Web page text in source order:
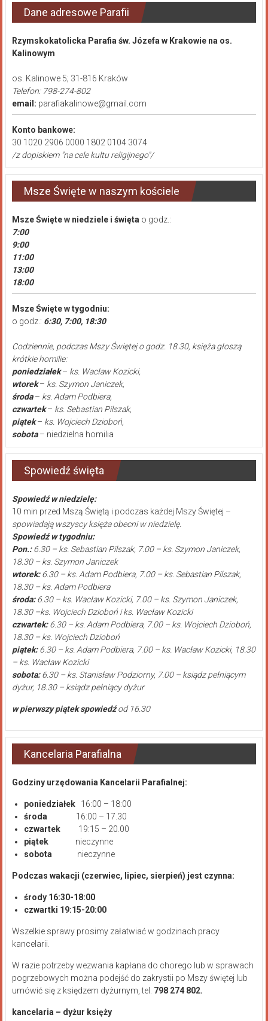
Dane adresowe Parafii
Rzymskokatolicka Parafia św. Józefa w Krakowie na os.
Kalinowym
os. Kalinowe 5; 31-816 Kraków
Telefon: 798-274-802
email: parafiakalinowe@gmail.com
Konto bankowe:
30 1020 2906 0000 1802 0104 3074
/z dopiskiem "na cele kultu religijnego"/
Msze Święte w naszym kościele
Msze Świętew niedziele i święta o godz.:
7:00
9:00
11:00
13:00
18:00
Msze Święte w tygodniu:
o godz.: 6:30, 7:00, 18:30
Codziennie, podczas Mszy Świętej o godz. 18.30, księża głoszą
krótkie homilie:
poniedziałek– ks. Wacław Kozicki,
wtorek– ks. Szymon Janiczek,
środa– ks. Adam Podbiera,
czwartek– ks. Sebastian Pilszak,
piątek– ks. Wojciech Dzioboń,
sobota– niedzielna homilia
Spowiedź święta
Spowiedź w niedzielę:
10 min przed Mszą Świętą i podczas każdej Mszy Świętej –
spowiadają wszyscy księża obecni w niedzielę.
Spowiedź w tygodniu:
Pon.:6.30 – ks. Sebastian Pilszak, 7.00 – ks. Szymon Janiczek,
18.30 – ks. Szymon Janiczek
wtorek:6.30 – ks. Adam Podbiera, 7.00 – ks. Sebastian Pilszak,
18.30 – ks. Adam Podbiera
środa:6.30 – ks. Wacław Kozicki, 7.00 – ks. Szymon Janiczek,
18.30 –ks. Wojciech Dzioboń i ks. Wacław Kozicki
czwartek:6.30 – ks. Adam Podbiera, 7.00 – ks. Wojciech Dzioboń,
18.30 – ks. Wojciech Dzioboń
piątek:6.30 – ks. Adam Podbiera, 7.00 – ks. Wacław Kozicki, 18.30
– ks. Wacław Kozicki
sobota:6.30 – ks. Stanisław Podziorny, 7.00 – ksiądz pełniącym
dyżur, 18.30 – ksiądz pełniący dyżur
w pierwszy piątek spowiedźod 16.30
Kancelaria Parafialna
Godziny urzędowania Kancelarii Parafialnej:
poniedziałek
16:00 – 18:00
środa
16:00 – 17.30
czwartek 19:15 – 20.00
piątek
nieczynne
sobota nieczynne
Podczas wakacji (czerwiec, lipiec, sierpień) jest czynna:
środy 16:30-18:00
czwartki 19:15-20:00
Wszelkie sprawy prosimy załatwiać w godzinach pracy
kancelarii.
W razie potrzeby wezwania kapłana do chorego lub w sprawach
pogrzebowych można podejść do zakrystii po Mszy świętej lub
umówić się z księdzem dyżurnym, tel.
798 274 802.
kancelaria – dyżur księży